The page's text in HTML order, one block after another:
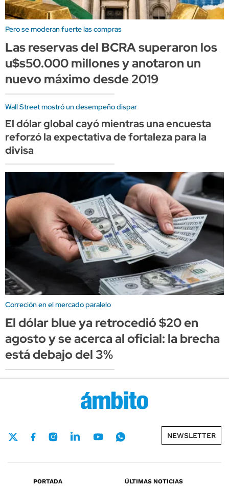
Pero se moderan fuerte las compras
Las reservas del BCRA superaron los
u$s50.000 millones y anotaron un
nuevo máximo desde 2019
Wall Street mostró un desempeño dispar
El dólar global cayó mientras una encuesta
reforzó la expectativa de fortaleza para la
divisa
Correción en el mercado paralelo
El dólar blue ya retrocedió $20 en
agosto y se acerca al oficial: la brecha
está debajo del 3%
NEWSLETTER
PORTADA
ÚLTIMAS NOTICIAS